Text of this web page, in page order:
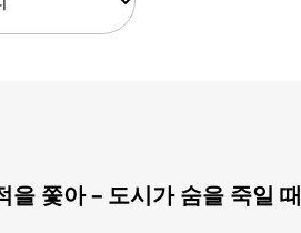
을 쫓아 – 도시가 숨을 죽일 때